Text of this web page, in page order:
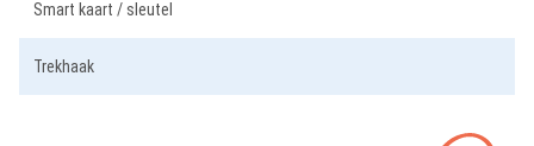
Smart kaart / sleutel
Trekhaak